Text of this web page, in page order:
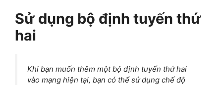
Sử dụng bộ định tuyến thứ
hai
Khi bạn muốn thêm một bộ định tuyến thứ hai
vào mạng hiện tại, bạn có thể sử dụng chế độ